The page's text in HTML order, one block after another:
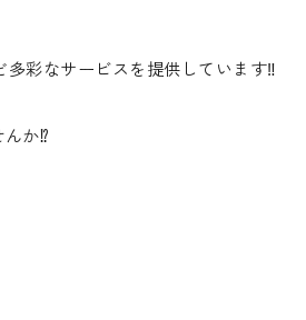
彩なサービスを提供しています‼️
か⁉️